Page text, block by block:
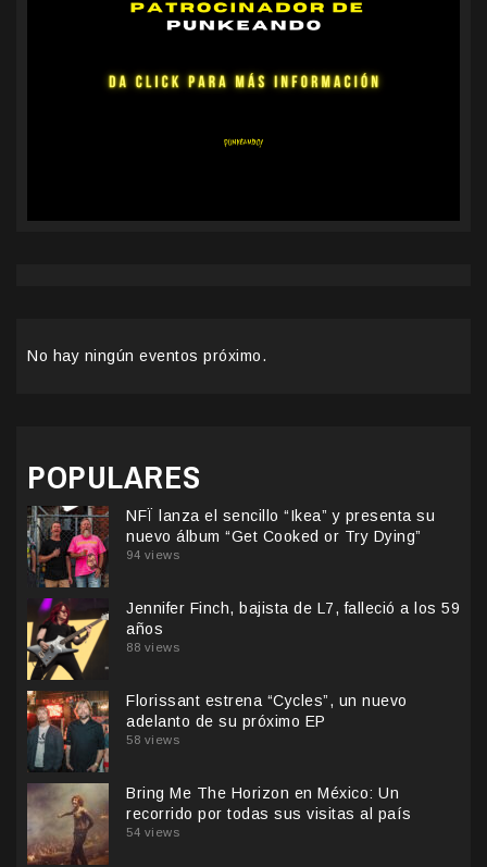
No hay ningún eventos próximo.
POPULARES
NFÏ lanza el sencillo “Ikea” y presenta su
nuevo álbum “Get Cooked or Try Dying”
94 views
Jennifer Finch, bajista de L7, falleció a los 59
años
88 views
Florissant estrena “Cycles”, un nuevo
adelanto de su próximo EP
58 views
Bring Me The Horizon en México: Un
recorrido por todas sus visitas al país
54 views